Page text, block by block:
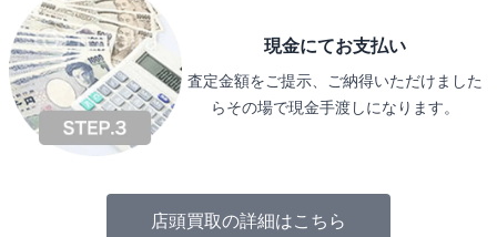
現金にてお支払い
査定金額をご提示、ご納得いただけました
らその場で現金手渡しになります。
店頭買取の詳細はこちら